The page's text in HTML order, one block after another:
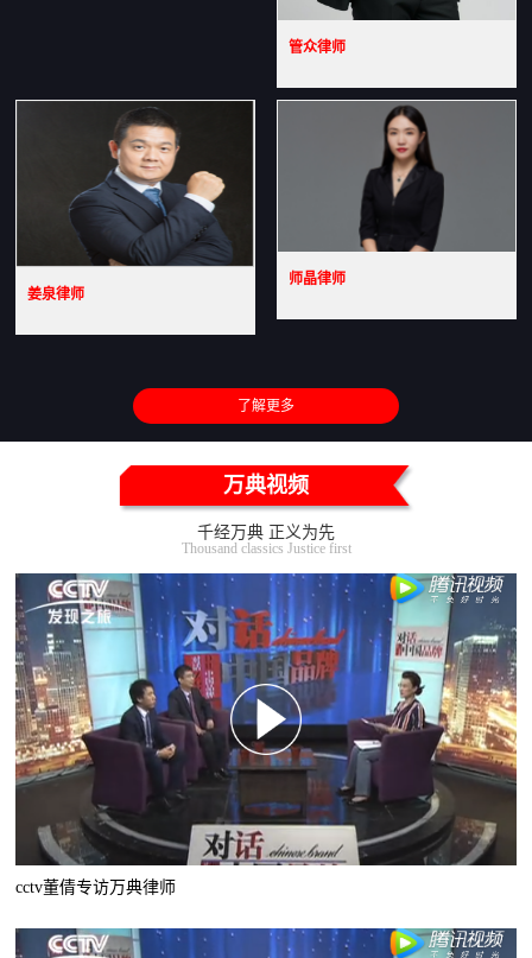
管众律师
姜泉律师
师晶律师
了解更多
万典视频
千经万典 正义为先
Thousand classics Justice first
cctv董倩专访万典律师